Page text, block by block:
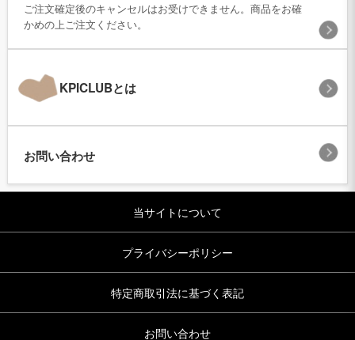
ご注文確定後のキャンセルはお受けできません。商品をお確
かめの上ご注文ください。
KPICLUBとは
お問い合わせ
当サイトについて
プライバシーポリシー
特定商取引法に基づく表記
お問い合わせ